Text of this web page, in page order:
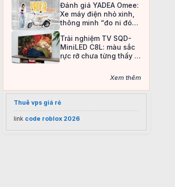
Đánh giá YADEA Omee:
Xe máy điện nhỏ xinh,
thông minh “đo ni đóng
Trải nghiệm TV SQD-
MiniLED C8L: màu sắc
rực rỡ chưa từng thấy ở
Xem thêm
Thuê vps giá rẻ
link code roblox 2026